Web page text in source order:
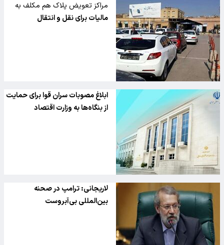
مراکز تعویض پلاک هم مکلف به
اخذ مالیات نقل و انتقال خودرو
مالیات برای نقل و انتقال
ابلاغ مصوبات سران قوا برای حمایت
از بنگاه‌ها به وزارت اقتصاد
لاریجانی: ترامپ در صحنه
بین‌المللی بی‌آبروست